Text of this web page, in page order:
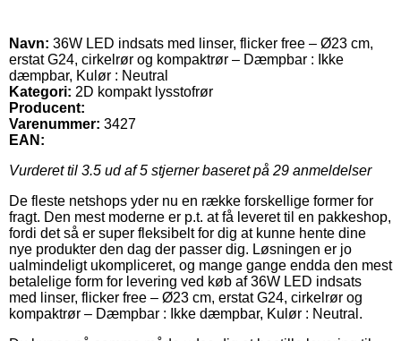
Navn: 36W LED indsats med linser, flicker free – Ø23 cm,
erstat G24, cirkelrør og kompaktrør – Dæmpbar : Ikke
dæmpbar, Kulør : Neutral
Kategori: 2D kompakt lysstofrør
Producent:
Varenummer: 3427
EAN:
Vurderet til 3.5 ud af 5 stjerner baseret på 29 anmeldelser
De fleste netshops yder nu en række forskellige former for
fragt. Den mest moderne er p.t. at få leveret til en pakkeshop,
fordi det så er super fleksibelt for dig at kunne hente dine
nye produkter den dag der passer dig. Løsningen er jo
ualmindeligt ukompliceret, og mange gange endda den mest
betalelige form for levering ved køb af 36W LED indsats
med linser, flicker free – Ø23 cm, erstat G24, cirkelrør og
kompaktrør – Dæmpbar : Ikke dæmpbar, Kulør : Neutral.